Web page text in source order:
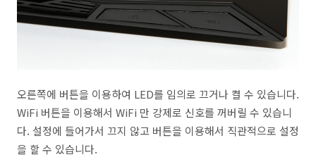
오른쪽에 버튼을 이용하여 LED를 임의로 끄거나 켤 수 있습니다.
WiFi 버튼을 이용해서 WiFi 만 강제로 신호를 꺼버릴 수 있습니
다. 설정에 들어가서 끄지 않고 버튼을 이용해서 직관적으로 설정
을 할 수 있습니다.